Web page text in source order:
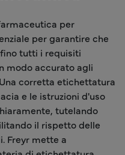
per
per garantire che
tutti i requisiti
modo accurato agli
corretta etichettatura
e le istruzioni d'uso
tutelando
il rispetto delle
Freyr mette a